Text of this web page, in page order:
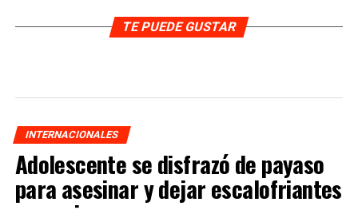
TE PUEDE GUSTAR
INTERNACIONALES
Adolescente se disfrazó de payaso
para asesinar y dejar escalofriantes